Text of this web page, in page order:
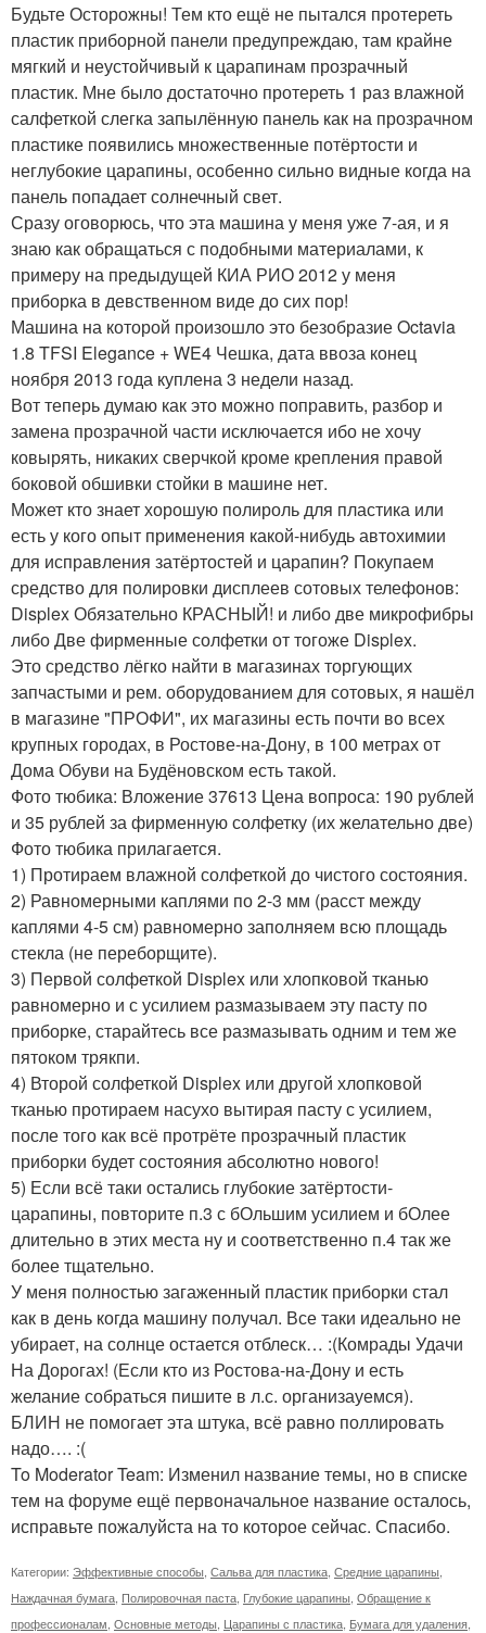
Будьте Осторожны! Тем кто ещё не пытался протереть
пластик приборной панели предупреждаю, там крайне
мягкий и неустойчивый к царапинам прозрачный
пластик. Мне было достаточно протереть 1 раз влажной
салфеткой слегка запылённую панель как на прозрачном
пластике появились множественные потёртости и
неглубокие царапины, особенно сильно видные когда на
панель попадает солнечный свет.
Сразу оговорюсь, что эта машина у меня уже 7-ая, и я
знаю как обращаться с подобными материалами, к
примеру на предыдущей КИА РИО 2012 у меня
приборка в девственном виде до сих пор!
Машина на которой произошло это безобразие Octavia
1.8 TFSI Elegance + WE4 Чешка, дата ввоза конец
ноября 2013 года куплена 3 недели назад.
Вот теперь думаю как это можно поправить, разбор и
замена прозрачной части исключается ибо не хочу
ковырять, никаких сверчкой кроме крепления правой
боковой обшивки стойки в машине нет.
Может кто знает хорошую полироль для пластика или
есть у кого опыт применения какой-нибудь автохимии
для исправления затёртостей и царапин? Покупаем
средство для полировки дисплеев сотовых телефонов:
Displex Обязательно КРАСНЫЙ! и либо две микрофибры
либо Две фирменные солфетки от тогоже Displex.
Это средство лёгко найти в магазинах торгующих
запчастыми и рем. оборудованием для сотовых, я нашёл
в магазине "ПРОФИ", их магазины есть почти во всех
крупных городах, в Ростове-на-Дону, в 100 метрах от
Дома Обуви на Будёновском есть такой.
Фото тюбика: Вложение 37613 Цена вопроса: 190 рублей
и 35 рублей за фирменную солфетку (их желательно две)
Фото тюбика прилагается.
1) Протираем влажной солфеткой до чистого состояния.
2) Равномерными каплями по 2-3 мм (расст между
каплями 4-5 см) равномерно заполняем всю площадь
стекла (не переборщите).
3) Первой солфеткой Displex или хлопковой тканью
равномерно и с усилием размазываем эту пасту по
приборке, старайтесь все размазывать одним и тем же
пятоком трякпи.
4) Второй солфеткой Displex или другой хлопковой
тканью протираем насухо вытирая пасту с усилием,
после того как всё протрёте прозрачный пластик
приборки будет состояния абсолютно нового!
5) Если всё таки остались глубокие затёртости-
царапины, повторите п.3 с бОльшим усилием и бОлее
длительно в этих места ну и соответственно п.4 так же
более тщательно.
У меня полностью загаженный пластик приборки стал
как в день когда машину получал. Все таки идеально не
убирает, на солнце остается отблеск… :(Комрады Удачи
На Дорогах! (Если кто из Ростова-на-Дону и есть
желание собраться пишите в л.с. организауемся).
БЛИН не помогает эта штука, всё равно поллировать
надо…. :(
To Moderator Team: Изменил название темы, но в списке
тем на форуме ещё первоначальное название осталось,
исправьте пожалуйста на то которое сейчас. Спасибо.
Категории: Эффективные способы Сальва для пластика Средние царапины
Наждачная бумага Полировочная паста Глубокие царапины Обращение к
профессионалам Основные методы Царапины с пластика Бумага для удаления